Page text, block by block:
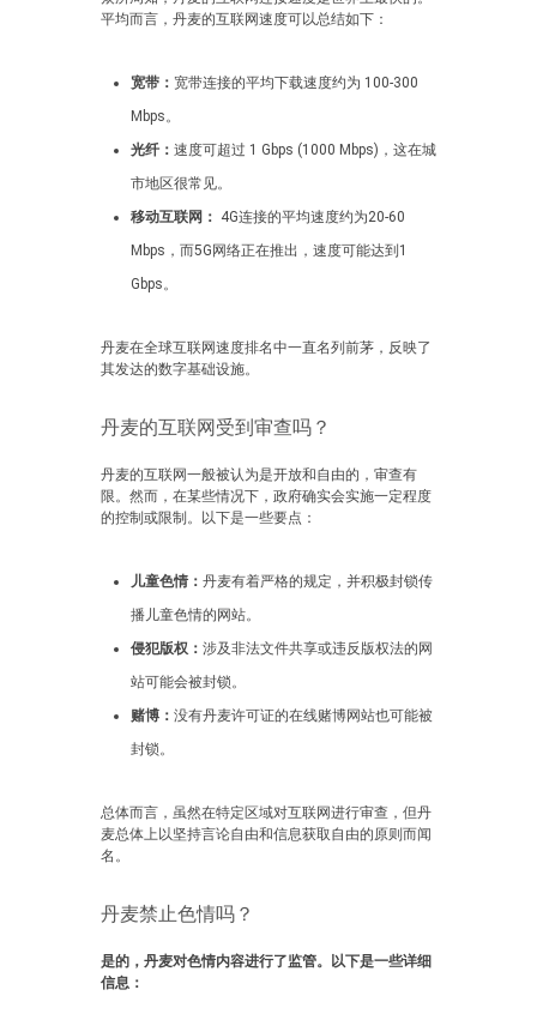
平均而言，丹麦的互联网速度可以总结如下：
宽带： 宽带连接的平均下载速度约为 100-300
Mbps。
光纤： 速度可超过 1 Gbps (1000 Mbps)，这在城
市地区很常见。
移动互联网： 4G连接的平均速度约为20-60
Mbps，而5G网络正在推出，速度可能达到1
Gbps。
丹麦在全球互联网速度排名中一直名列前茅，反映了
其发达的数字基础设施。
丹麦的互联网受到审查吗？
丹麦的互联网一般被认为是开放和自由的，审查有
限。然而，在某些情况下，政府确实会实施一定程度
的控制或限制。以下是一些要点：
儿童色情： 丹麦有着严格的规定，并积极封锁传
播儿童色情的网站。
侵犯版权： 涉及非法文件共享或违反版权法的网
站可能会被封锁。
赌博： 没有丹麦许可证的在线赌博网站也可能被
封锁。
总体而言，虽然在特定区域对互联网进行审查，但丹
麦总体上以坚持言论自由和信息获取自由的原则而闻
名。
丹麦禁止色情吗？
是的，丹麦对色情内容进行了监管。以下是一些详细
信息：